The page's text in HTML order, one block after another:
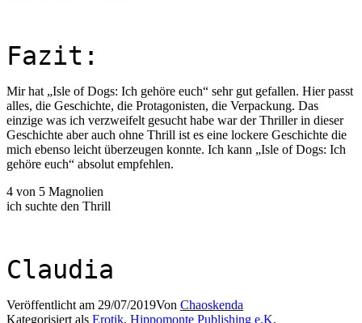
Fazit:
Mir hat „Isle of Dogs: Ich gehöre euch“ sehr gut gefallen. Hier passt
alles, die Geschichte, die Protagonisten, die Verpackung. Das
einzige was ich verzweifelt gesucht habe war der Thriller in dieser
Geschichte aber auch ohne Thrill ist es eine lockere Geschichte die
mich ebenso leicht überzeugen konnte. Ich kann „Isle of Dogs: Ich
gehöre euch“ absolut empfehlen.
4 von 5 Magnolien
ich suchte den Thrill
Claudia
Veröffentlicht am 29/07/2019Von Chaoskenda
Kategorisiert als Erotik, Hippomonte Publishing e.K,